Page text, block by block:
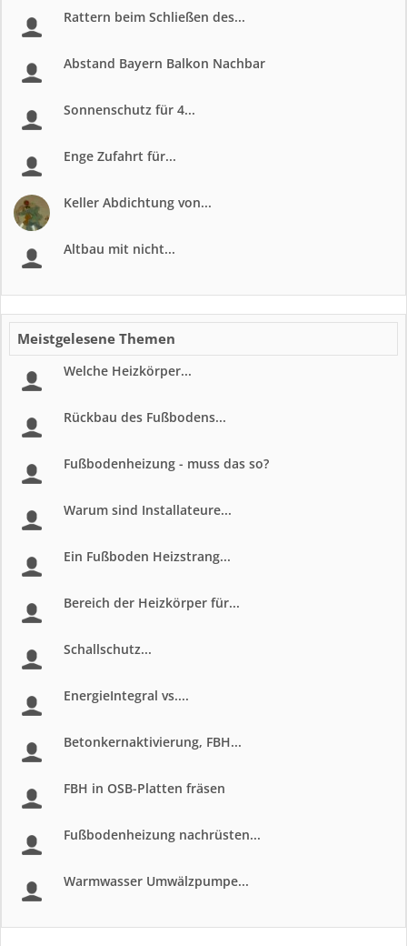
Rattern beim Schließen des...
Abstand Bayern Balkon Nachbar
Sonnenschutz für 4...
Enge Zufahrt für...
Keller Abdichtung von...
Altbau mit nicht...
Meistgelesene Themen
Welche Heizkörper...
Rückbau des Fußbodens...
Fußbodenheizung - muss das so?
Warum sind Installateure...
Ein Fußboden Heizstrang...
Bereich der Heizkörper für...
Schallschutz...
EnergieIntegral vs....
Betonkernaktivierung, FBH...
FBH in OSB-Platten fräsen
Fußbodenheizung nachrüsten...
Warmwasser Umwälzpumpe...